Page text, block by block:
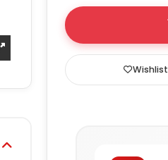
Wishlist